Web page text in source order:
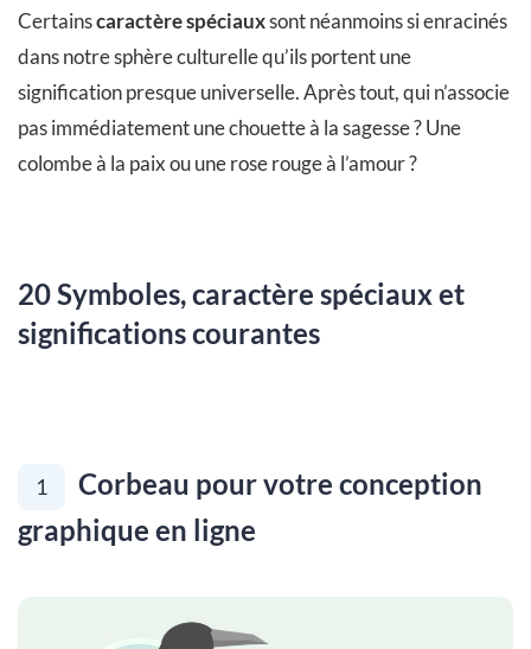
Certainscaractère spéciauxsont néanmoins si enracinés
dans notre sphère culturelle qu’ils portent une
signification presque universelle. Après tout, qui n’associe
pas immédiatement une chouette à la sagesse ? Une
colombe à la paix ou une rose rouge à l’amour ?
20 Symboles, caractère spéciaux et
significations courantes
1
Corbeau pour votre conception
graphique en ligne